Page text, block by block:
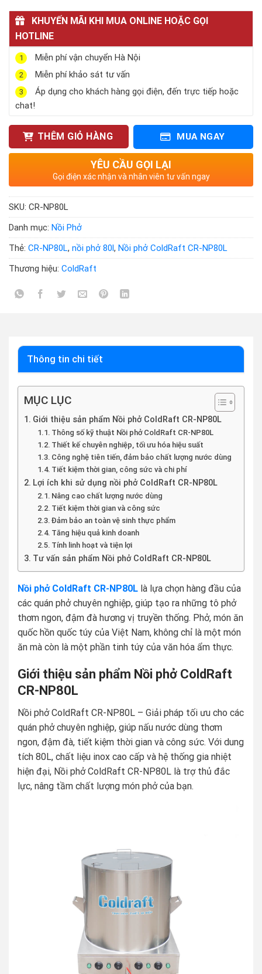
KHUYẾN MÃI KHI MUA ONLINE HOẶC GỌI
HOTLINE
1 Miễn phí vận chuyển Hà Nội
2 Miễn phí khảo sát tư vấn
3
Áp dụng cho khách hàng gọi điện, đến trực tiếp hoặc
chat!
THÊM GIỎ HÀNG MUA NGAY
YÊU CẦU GỌI LẠI
Gọi điện xác nhận và nhân viên tư vấn ngay
SKU: CR-NP80L
Danh mục: Nồi Phở
Thẻ: CR-NP80L, nồi phở 80l, Nồi phở ColdRaft CR-NP80L
Thương hiệu: ColdRaft
Thông tin chi tiết
MỤC LỤC
Giới thiệu sản phẩm Nồi phở ColdRaft CR-NP80L
Thông số kỹ thuật Nồi phở ColdRaft CR-NP80L
Thiết kế chuyên nghiệp, tối ưu hóa hiệu suất
Công nghệ tiên tiến, đảm bảo chất lượng nước dùng
Tiết kiệm thời gian, công sức và chi phí
Lợi ích khi sử dụng nồi phở ColdRaft CR-NP80L
Nâng cao chất lượng nước dùng
Tiết kiệm thời gian và công sức
Đảm bảo an toàn vệ sinh thực phẩm
Tăng hiệu quả kinh doanh
Tính linh hoạt và tiện lợi
Tư vấn sản phẩm Nồi phở ColdRaft CR-NP80L
Nồi phở ColdRaft CR-NP80Llà lựa chọn hàng đầu của
các quán phở chuyên nghiệp, giúp tạo ra những tô phở
thơm ngon, đậm đà hương vị truyền thống. Phở, món ăn
quốc hồn quốc túy của Việt Nam, không chỉ là một món
ăn mà còn là một phần tinh túy của văn hóa ẩm thực.
Giới thiệu sản phẩm Nồi phở ColdRaft
CR-NP80L
Nồi phở ColdRaft CR-NP80L – Giải pháp tối ưu cho các
quán phở chuyên nghiệp, giúp nấu nước dùng thơm
ngon, đậm đà, tiết kiệm thời gian và công sức. Với dung
tích 80L, chất liệu inox cao cấp và hệ thống gia nhiệt
hiện đại, Nồi phở ColdRaft CR-NP80L là trợ thủ đắc
lực, nâng tầm chất lượng món phở của bạn.